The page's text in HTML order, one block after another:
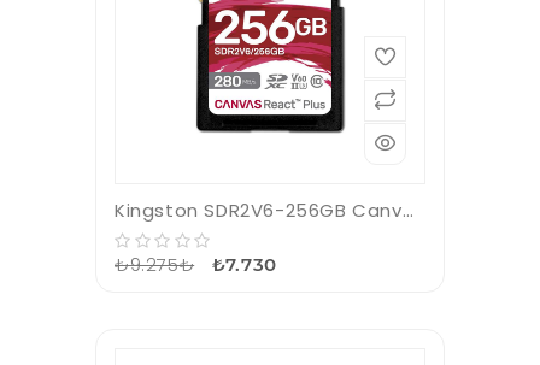
Kingston SDR2V6-256GB Canvas React Plus SDXC UHS-II 280R-150W U3 V60 for Full HD-4K SD Hafıza Kartı
₺9.275₺ ₺7.730